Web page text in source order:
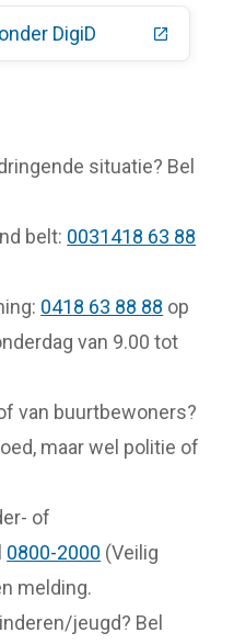
DigiD
link gaat naar een
situatie? Bel
belt: 0031418 63 88
0418 63 88 88 op
van 9.00 tot
van buurtbewoners?
maar wel politie of
of
0800-2000 (Veilig
melding.
jeugd? Bel